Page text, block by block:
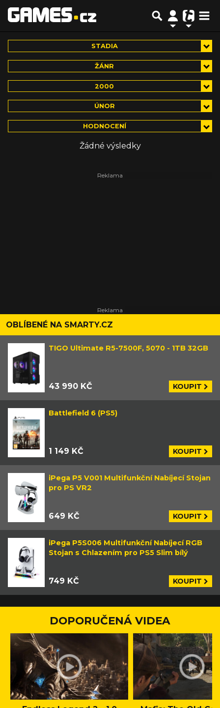
STADIA
ŽÁNR
2000
ÚNOR
HODNOCENÍ
Žádné výsledky
OBLÍBENÉ NA SMARTY.CZ
TIGO Ultimate R5-7500F, 5070 - 1TB 32GB
43 990 KČ KOUPIT
Battlefield 6 (PS5)
1 149 KČ KOUPIT
iPega P5 V001 Multifunkční Nabíjecí Stojan
pro PS VR2
649 KČ KOUPIT
iPega P5S006 Multifunkční Nabíjecí RGB
Stojan s Chlazením pro PS5 Slim bílý
749 KČ KOUPIT
DOPORUČENÁ VIDEA